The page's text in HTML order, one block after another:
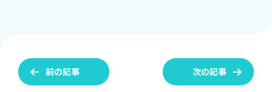
前の記事 次の記事